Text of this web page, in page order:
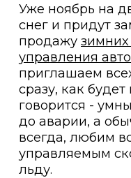
Уже ноябрь на
снег и придут
продажу зимних
управления
приглашаем
сразу, как
говорится -
до аварии, а
всегда, любим
управляемым
льду.